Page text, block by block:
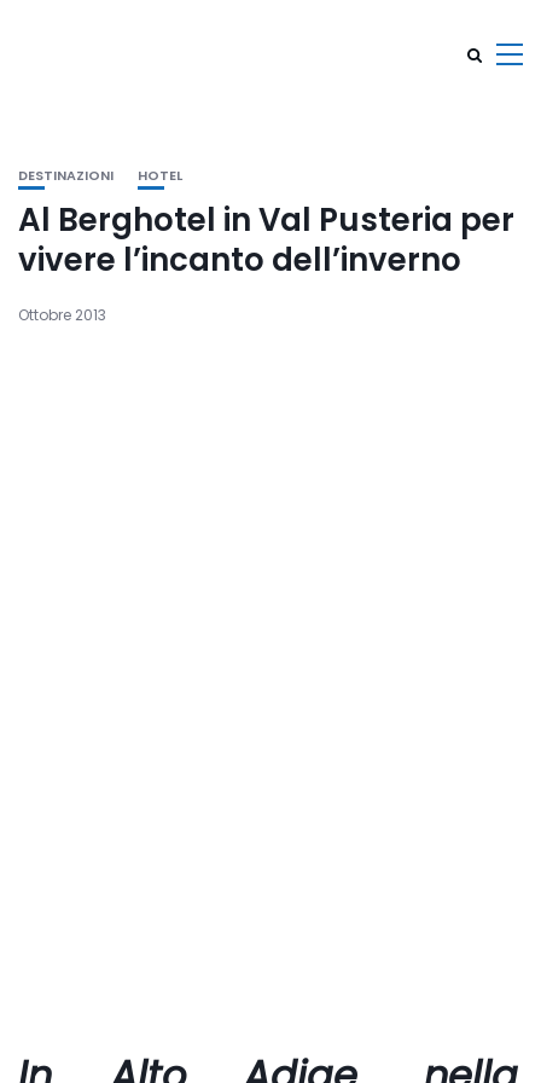
DESTINAZIONI HOTEL
Al Berghotel in Val Pusteria per
vivere l’incanto dell’inverno
Ottobre 2013